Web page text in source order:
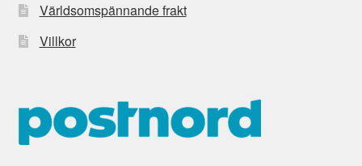
Världsomspännande frakt
Villkor